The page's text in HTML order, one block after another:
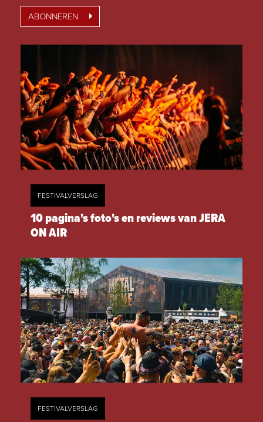
ABONNEREN
FESTIVALVERSLAG
10 pagina's foto's en reviews van JERA
ON AIR
FESTIVALVERSLAG